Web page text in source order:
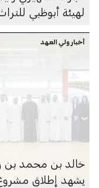
لهيئة أبوظبي
أخبار ولي العهد
خالد بن محمد بن
يشهد إطلاق